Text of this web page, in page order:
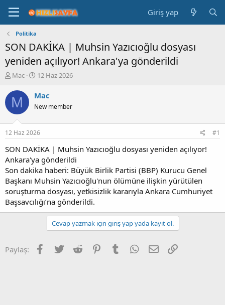
Giriş yap
Politika
SON DAKİKA | Muhsin Yazıcıoğlu dosyası
yeniden açılıyor! Ankara'ya gönderildi
K
n
b
u
u
b
a
a
t
a
n
Mac
B
ş
a
g
ı
ç
a
r
i
h
i
12 Haz 2026
M Mac
New member
12 Haz 2026 #1
SON DAKİKA | Muhsin Yazıcıoğlu dosyası yeniden açılıyor!
Ankara'ya gönderildi
Son dakika haberi: Büyük Birlik Partisi (BBP) Kurucu Genel
Başkanı Muhsin Yazıcıoğlu'nun ölümüne ilişkin yürütülen
soruşturma dosyası, yetkisizlik kararıyla Ankara Cumhuriyet
Başsavcılığı’na gönderildi.
Cevap yazmak için giriş yap yada kayıt ol.
Paylaş: Facebook
Twitter Reddit PinterestTumblr WhatsApp
E-posta